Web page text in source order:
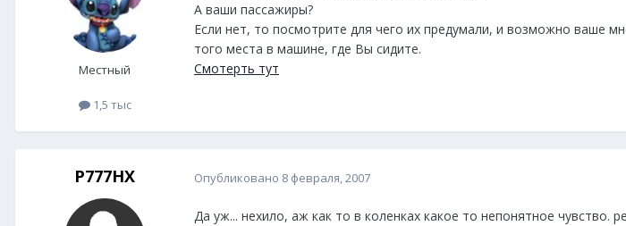
Местный
1,5 тыс
А ваши пассажиры?
Если нет, то посмотрите для чего их предумали, и возможно ваше
того места в машине, где Вы сидите.
Смотерть тут
P777HX Опубликовано 8 февраля, 2007
Да уж... нехило, аж как то в коленках какое то непонятное чувство.